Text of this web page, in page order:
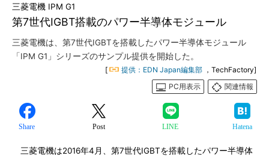
第7世代IGBT搭載のパワー半導体モジュール
三菱電機 IPM G1
三菱電機は、第7世代IGBTを搭載したパワー半導体モジュール
「IPM G1」シリーズのサンプル提供を開始した。
[ 提供：EDN Japan編集部 ，TechFactory]
PC用表示
関連情報
Share Post LINE Hatena
三菱電機は2016年4月、第7世代IGBTを搭載したパワー半導体